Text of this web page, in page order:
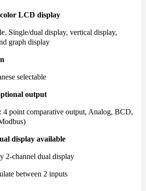
LCD display
Single/dual display, vertical display,
graph display
selectable
output
4 point comparative output, Analog, BCD,
display available
2-channel dual display
between 2 inputs